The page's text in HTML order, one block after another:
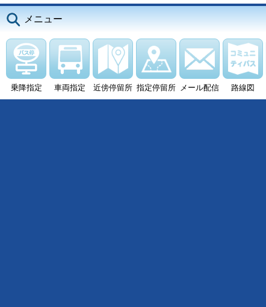
メニュー
乗降指定 車両指定 近傍停留所 指定停留所 メール配信 路線図